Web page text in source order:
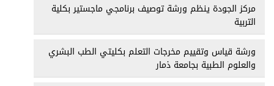
مركز الجودة ينظم ورشة توصيف برنامجي ماجستير بكلية
التربية
ورشة قياس وتقييم مخرجات التعلم بكليتي الطب البشري
والعلوم الطبية بجامعة ذمار